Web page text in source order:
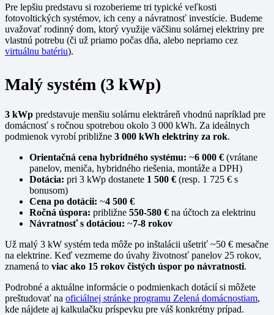
Pre lepšiu predstavu si rozoberieme tri typické veľkosti
fotovoltických systémov, ich ceny a návratnosť investície. Budeme
uvažovať rodinný dom, ktorý využije väčšinu solárnej elektriny pre
vlastnú potrebu (či už priamo počas dňa, alebo nepriamo cez
virtuálnu batériu).
Malý systém (3 kWp)
3 kWp predstavuje menšiu solárnu elektráreň vhodnú napríklad pre
domácnosť s ročnou spotrebou okolo 3 000 kWh. Za ideálnych
podmienok vyrobí približne 3 000 kWh elektriny za rok.
Orientačná cena hybridného systému: ~6 000 € (vrátane
panelov, meniča, hybridného riešenia, montáže a DPH)
Dotácia: pri 3 kWp dostanete 1 500 € (resp. 1 725 € s
bonusom)
Cena po dotácii: ~4 500 €
Ročná úspora: približne 550-580 € na účtoch za elektrinu
Návratnosť s dotáciou: ~7-8 rokov
Už malý 3 kW systém teda môže po inštalácii ušetriť ~50 € mesačne
na elektrine. Keď vezmeme do úvahy životnosť panelov 25 rokov,
znamená to viac ako 15 rokov čistých úspor po návratnosti.
Podrobné a aktuálne informácie o podmienkach dotácií si môžete
preštudovať na oficiálnej stránke programu Zelená domácnostiam,
kde nájdete aj kalkulačku príspevku pre váš konkrétny prípad.